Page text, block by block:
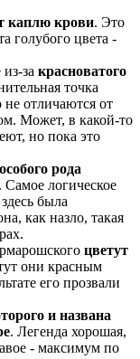
каплю крови. Это
голубого цвета -
за красноватого
точка
не отличаются от
Может, в какой-то
но пока это
особого рода
логическое
была
как назло, такая
цветут
они красным
его прозвали
и названа
. Легенда хорошая,
- максимум по